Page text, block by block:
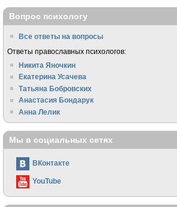
Вопрос психологу
Все ответы на вопросы
Ответы православных психологов:
Никита Яночкин
Екатерина Усачева
Татьяна Бобровских
Анастасия Бондарук
Анна Лелик
Мы в социальных сетях
ВКонтакте
YouTube